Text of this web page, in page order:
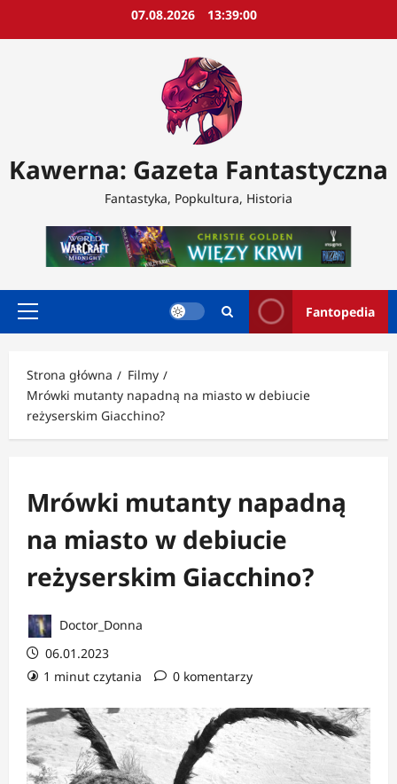
07.08.2026 13:39:02
Kawerna: Gazeta Fantastyczna
Fantastyka, Popkultura, Historia
Menu
Fantopedia
Strona główna
Filmy
Mrówki mutanty napadną na miasto w debiucie
reżyserskim Giacchino?
Mrówki mutanty napadną
na miasto w debiucie
reżyserskim Giacchino?
Doctor_Donna
06.01.2023
1 minut czytania
0 komentarzy